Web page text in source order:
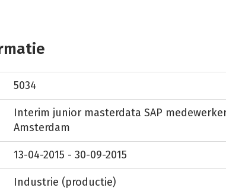
5034
Interim junior masterdata SAP
Amsterdam
13-04-2015 - 30-09-2015
Industrie (productie)